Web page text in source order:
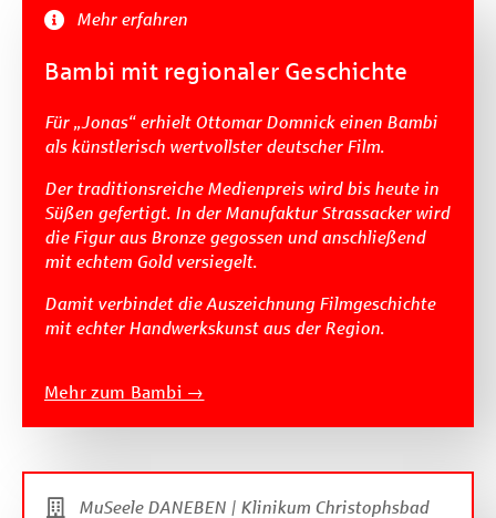
Mehr erfahren
Bambi mit regionaler Geschichte
Für „Jonas“ erhielt Ottomar Domnick einen Bambi
als künstlerisch wertvollster deutscher Film.
Der traditionsreiche Medienpreis wird bis heute in
Süßen gefertigt. In der Manufaktur Strassacker wird
die Figur aus Bronze gegossen und anschließend
mit echtem Gold versiegelt.
Damit verbindet die Auszeichnung Filmgeschichte
mit echter Handwerkskunst aus der Region.
Mehr zum Bambi →
MuSeele DANEBEN | Klinikum Christophsbad